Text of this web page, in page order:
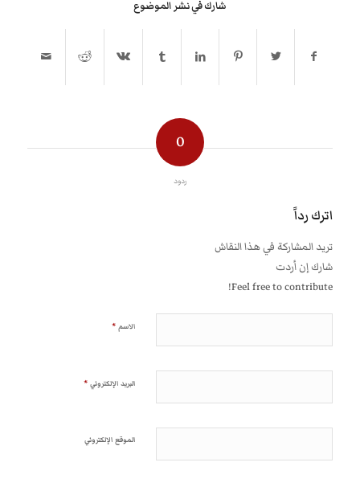
شارك في نشر الموضوع
0
ردود
اترك رداً
تريد المشاركة في هذا النقاش
شارك إن أردت
Feel free to contribute!
الاسم *
البريد الإلكتروني *
الموقع الإلكتروني